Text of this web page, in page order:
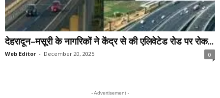
देहरादून–मसूरी के नागरिकों ने केंद्र से की एलिवेटेड रोड पर रोक...
Web Editor - December 20, 2025 0
- Advertisement -